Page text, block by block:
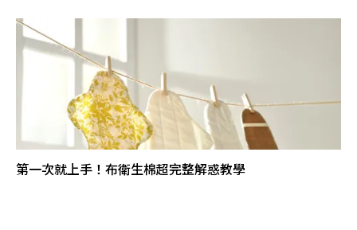
第一次就上手！布衛生棉超完整解惑教學